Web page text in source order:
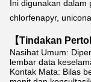
Ini digunakan dalam
chlorfenapyr,
【Tindakan
Nasihat Umum:
lembar data
Kontak Mata: Bilas